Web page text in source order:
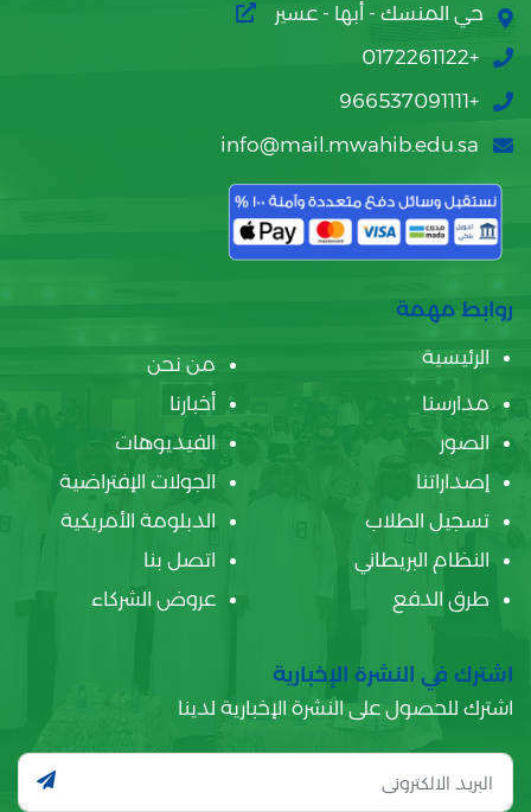
حي المنسك - أبها - عسير
+0172261122
+966537091111
info@mail.mwahib.edu.sa
روابط مهمة
الرئيسية
من نحن
مدارسنا
أخبارنا
الصور
الفيديوهات
إصداراتنا
الجولات الإفتراضية
تسجيل الطلاب
الدبلومة الأمريكية
النظام البريطاني
اتصل بنا
طرق الدفع
عروض الشركاء
اشترك في النشرة الإخبارية
اشترك للحصول على النشرة الإخبارية لدينا